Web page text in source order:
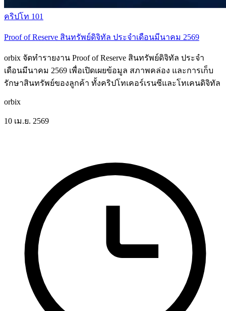
คริปโท 101
Proof of Reserve สินทรัพย์ดิจิทัล ประจำเดือนมีนาคม 2569
orbix จัดทำรายงาน Proof of Reserve สินทรัพย์ดิจิทัล ประจำ
เดือนมีนาคม 2569 เพื่อเปิดเผยข้อมูล สภาพคล่อง และการเก็บ
รักษาสินทรัพย์ของลูกค้า ทั้งคริปโทเคอร์เรนซีและโทเคนดิจิทัล
orbix
10 เม.ย. 2569